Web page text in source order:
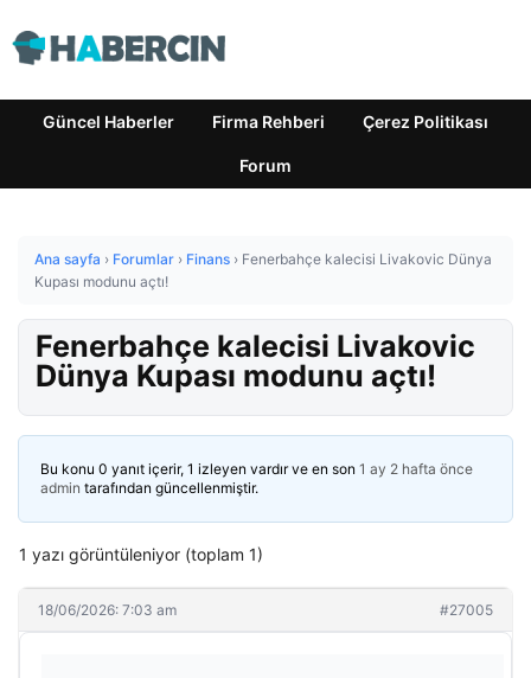
Güncel Haberler Firma Rehberi Çerez Politikası
Forum
Ana sayfa › Forumlar › Finans › Fenerbahçe kalecisi Livakovic Dünya
Kupası modunu açtı!
Fenerbahçe kalecisi Livakovic
Dünya Kupası modunu açtı!
Bu konu 0 yanıt içerir, 1 izleyen vardır ve en son 1 ay 2 hafta önce
admin tarafından güncellenmiştir.
1 yazı görüntüleniyor (toplam 1)
18/06/2026: 7:03 am #27005